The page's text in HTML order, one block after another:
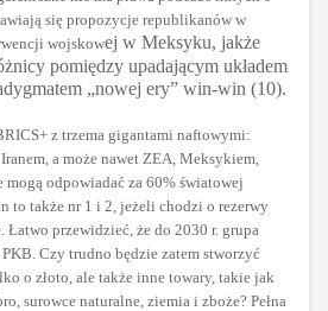
się propozycje republikanów w
wojskowej w Meksyku, jakże
pomiędzy upadającym układem
„nowej ery” win-win (10).
z trzema gigantami naftowymi:
a może nawet ZEA, Meksykiem,
mogą odpowiadać za 60% światowej
to także nr 1 i 2, jeżeli chodzi o rezerwy
Łatwo przewidzieć, że do 2030 r. grupa
Czy trudno będzie zatem stworzyć
o złoto, ale także inne towary, takie jak
surowce naturalne, ziemia i zboże? Pełna